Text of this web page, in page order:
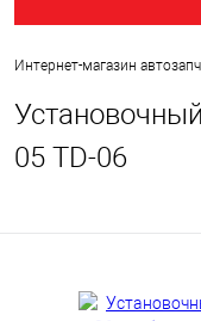
Интернет-магазин
05 TD-06